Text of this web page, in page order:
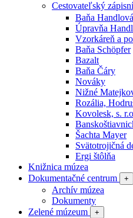
Cestovateľský
Baňa
Úpravňa
Vzorkáreň a
Baňa Schöpfer
Bazalt
Baňa Čáry
Nováky
Nižné
Rozália,
Kovolesk, s.
Šachta Mayer
Svätotrojičná
Ergi štôlňa
Knižnica múzea
Dokumentačné centrum
+
Archív múzea
Dokumenty
Zelené múzeum
+